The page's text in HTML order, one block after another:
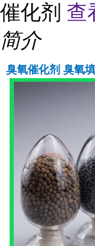
催化剂 查
简介
臭氧催化剂 臭氧